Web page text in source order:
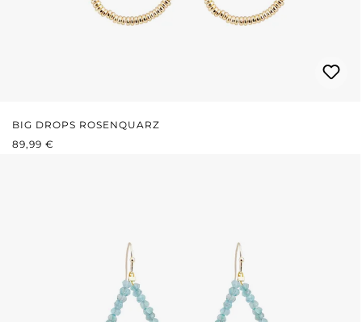
BIG DROPS ROSENQUARZ
REGULÄRER PREIS:
89,99 €